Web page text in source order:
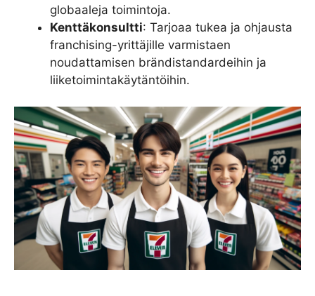
globaaleja toimintoja.
Kenttäkonsultti: Tarjoaa tukea ja ohjausta
franchising-yrittäjille varmistaen
noudattamisen brändistandardeihin ja
liiketoimintakäytäntöihin.